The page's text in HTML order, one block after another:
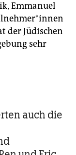
Emmanuel
der Jüdischen
sehr
auch die